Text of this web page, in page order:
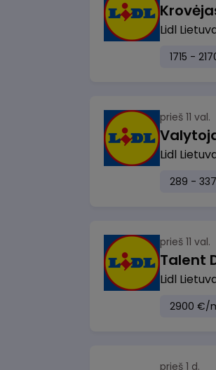
Lidl
1715 -
prieš 11 val.
Lidl
289 -
prieš 11 val.
Lidl
2900 €/
prieš 1 d.